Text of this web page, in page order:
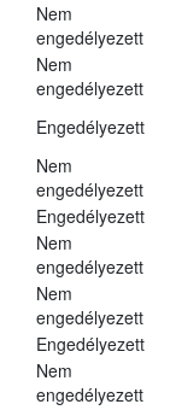
Nem
engedélyezett
Nem
engedélyezett
Engedélyezett
Nem
engedélyezett
Engedélyezett
Nem
engedélyezett
Nem
engedélyezett
Engedélyezett
Nem
engedélyezett